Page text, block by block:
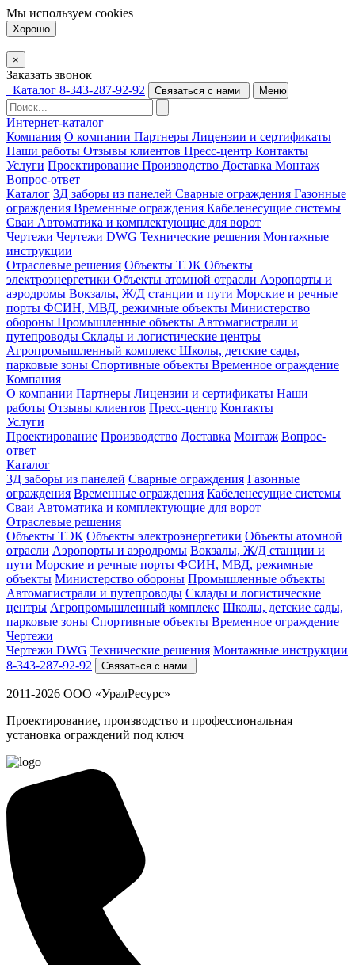
Мы используем cookies
Хорошо
×
Заказать звонок
Каталог 8-343-287-92-92 Связаться с нами Меню
Интернет-каталог
Компания О компании Партнеры Лицензии и сертификаты
Наши работы Отзывы клиентов Пресс-центр Контакты
Услуги Проектирование Производство Доставка Монтаж
Вопрос-ответ
Каталог 3Д заборы из панелей Сварные ограждения Газонные
ограждения Временные ограждения Кабеленесущие системы
Cваи Автоматика и комплектующие для ворот
Чертежи Чертежи DWG Технические решения Монтажные
инструкции
Отраслевые решения Объекты ТЭК Объекты
электроэнергетики Объекты атомной отрасли Аэропорты и
аэродромы Вокзалы, Ж/Д станции и пути Морские и речные
порты ФСИН, МВД, режимные объекты Министерство
обороны Промышленные объекты Автомагистрали и
путепроводы Склады и логистические центры
Агропромышленный комплекс Школы, детские сады,
парковые зоны Спортивные объекты Временное ограждение
Компания
О компании Партнеры Лицензии и сертификаты Наши
работы Отзывы клиентов Пресс-центр Контакты
Услуги
Проектирование Производство Доставка Монтаж Вопрос-
ответ
Каталог
3Д заборы из панелей Сварные ограждения Газонные
ограждения Временные ограждения Кабеленесущие системы
Cваи Автоматика и комплектующие для ворот
Отраслевые решения
Объекты ТЭК Объекты электроэнергетики Объекты атомной
отрасли Аэропорты и аэродромы Вокзалы, Ж/Д станции и
пути Морские и речные порты ФСИН, МВД, режимные
объекты Министерство обороны Промышленные объекты
Автомагистрали и путепроводы Склады и логистические
центры Агропромышленный комплекс Школы, детские сады,
парковые зоны Спортивные объекты Временное ограждение
Чертежи
Чертежи DWG Технические решения Монтажные инструкции
8-343-287-92-92
Связаться с нами
2011-2026 ООО «УралРесурс»
Проектирование, производство и профессиональная
установка ограждений под ключ